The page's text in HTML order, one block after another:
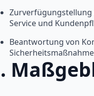
Zurverfügungstellung
Service und
Beantwortung von